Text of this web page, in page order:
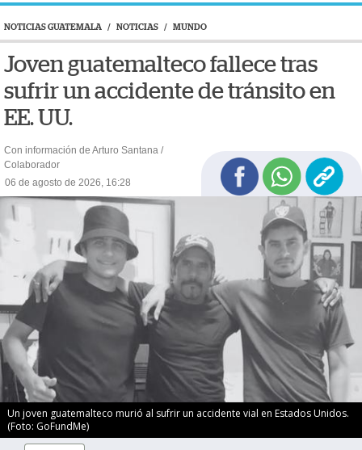
NOTICIAS GUATEMALA / NOTICIAS / MUNDO
Joven guatemalteco fallece tras
sufrir un accidente de tránsito en
EE. UU.
Con información de Arturo Santana /
Colaborador
06 de agosto de 2026, 16:28
Un joven guatemalteco murió al sufrir un accidente vial en Estados Unidos.
(Foto: GoFundMe)